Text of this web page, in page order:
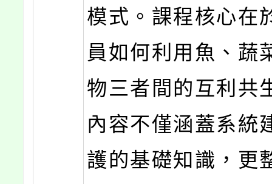
模式。課程核心在
員如何利用魚、蔬
物三者間的互利共
內容不僅涵蓋系統
護的基礎知識，更